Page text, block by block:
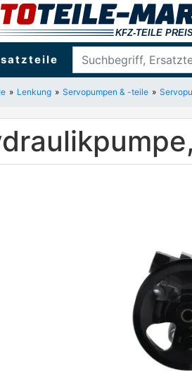
Lenkung Servopumpen & -teile